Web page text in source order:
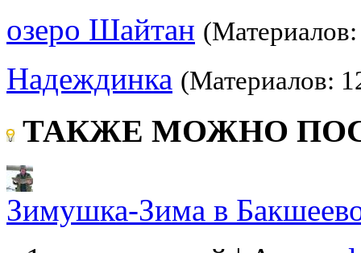
озеро Шайтан
Надеждинка (Материалов:
ТАКЖЕ МОЖНО
Зимушка-Зима в